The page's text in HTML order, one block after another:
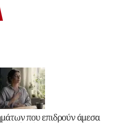
που επιδρούν άμεσα